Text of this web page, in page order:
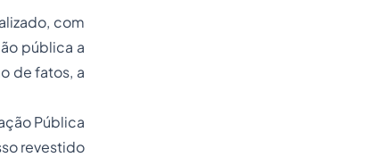
com
pública a
de fatos, a
Pública
revestido